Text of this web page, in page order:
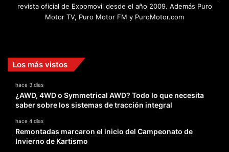
revista oficial de Expomovil desde el año 2009. Además Puro
Motor TV, Puro Motor FM y PuroMotor.com
Los más vistos
hace 3 días
¿AWD, 4WD o Symmetrical AWD? Todo lo que necesita
saber sobre los sistemas de tracción integral
hace 4 días
Remontadas marcaron el inicio del Campeonato de
Invierno de Kartismo